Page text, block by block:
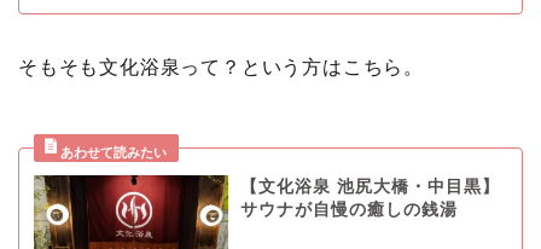
そもそも文化浴泉って？という方はこちら。
【文化浴泉 池尻大橋・中目黒】
サウナが自慢の癒しの銭湯